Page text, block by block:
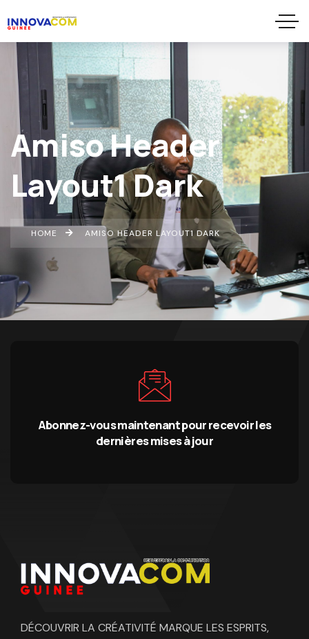
Amiso Header
Layout1 Dark
HOME AMISO HEADER LAYOUT1 DARK
Abonnez-vous maintenant pour recevoir les
dernières mises à jour
DÉCOUVRIR LA CRÉATIVITÉ MARQUE LES ESPRITS,